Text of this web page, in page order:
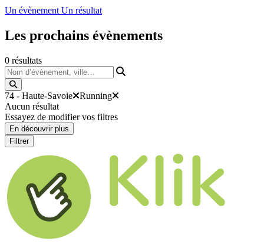
Un évènement Un résultat
Les prochains évènements
0 résultats
Nom d’évènement, ville…
74 - Haute-Savoie
Running
Aucun résultat
Essayez de modifier vos filtres
En découvrir plus
Filtrer